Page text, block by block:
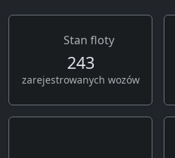
Stan floty
243
zarejestrowanych wozów